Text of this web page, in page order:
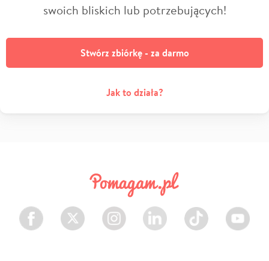
swoich bliskich lub potrzebujących!
Stwórz zbiórkę - za darmo
Jak to działa?
Facebook Twitter Instagram LinkedIn TikTok Youtube